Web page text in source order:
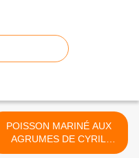
POISSON MARINÉ AUX
AGRUMES DE CYRIL
LIGNAC 7💚 2💙💜 >